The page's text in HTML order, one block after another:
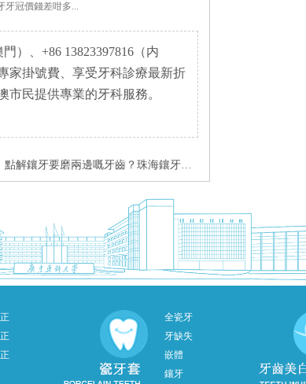
牙冠價錢差咁多...
）、+86 13823397816（内
家掛號費、享受牙科診療最新折
民提供專業的牙科服務。
點解鑲牙要磨兩邊嘅牙齒？珠海鑲牙幾錢？全瓷牙烤瓷牙價錢收費！
全瓷牙
牙缺失
嵌體
鑲牙